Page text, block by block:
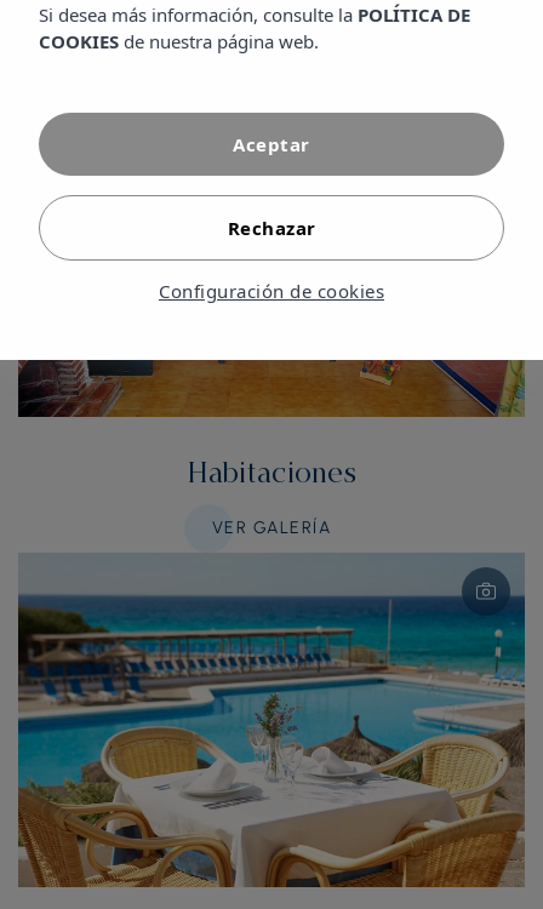
Habitaciones
VER GALERÍA
Si desea más información, consulte la POLÍTICA DE
COOKIES de nuestra página web.
Configuración de cookies
Rechazar
Aceptar